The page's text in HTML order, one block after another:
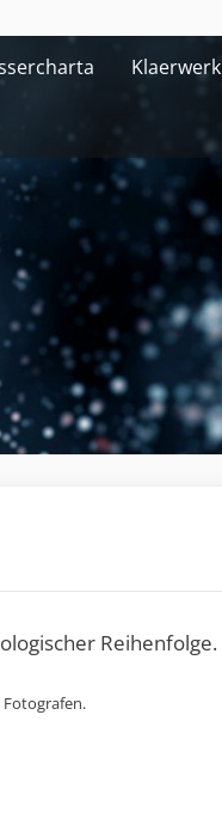
Klaerwerk
Reihenfolge.
Fotografen.